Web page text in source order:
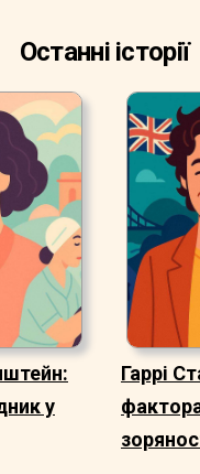
Останні історії
у
Гаррі